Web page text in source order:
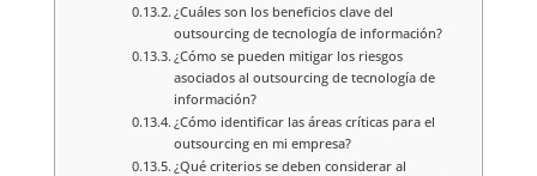
¿Cuáles son los beneficios clave del
outsourcing de tecnología de información?
¿Cómo se pueden mitigar los riesgos
asociados al outsourcing de tecnología de
información?
¿Cómo identificar las áreas críticas para el
outsourcing en mi empresa?
¿Qué criterios se deben considerar al